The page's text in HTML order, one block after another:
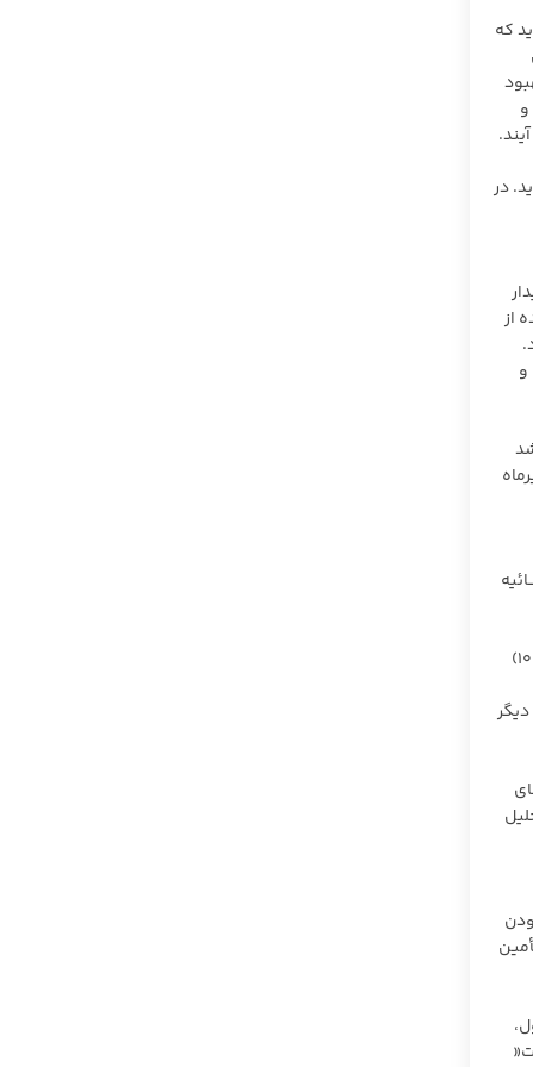
که
در
از
و
انســـانی،۴) منـــابع مـــالی،۵) منـــابع فیزیکـــی و تجهیـــزات،۶) قـــوانین و مقـــررات،۷) فنـــاوری،۸) نـوآوری و پیشـنهادها،۹) گفتمان‌سـازی، ۱۰)
۱۴۰۱) و »بلندمدت«